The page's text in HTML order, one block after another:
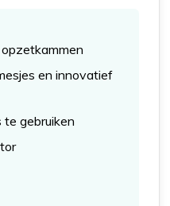
en innovatief
te gebruiken